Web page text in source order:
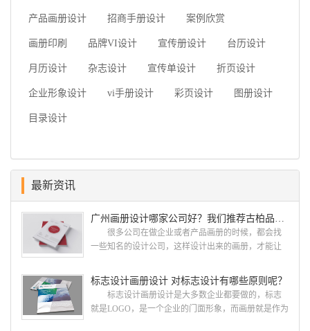
产品画册设计 招商手册设计 案例欣赏
画册印刷 品牌VI设计 宣传册设计 台历设计
月历设计 杂志设计 宣传单设计 折页设计
企业形象设计 vi手册设计 彩页设计 图册设计
目录设计
最新资讯
广州画册设计哪家公司好？我们推荐古柏品牌设计
很多公司在做企业或者产品画册的时候，都会找
一些知名的设计公司，这样设计出来的画册，才能让
就给大家说说广州画册设计找哪家公司。 广州画
册设计哪家公司好？本地人都会选择古柏品牌设
计 广州古柏品牌设计有限公司成立于2004年，是
标志设计画册设计 对标志设计有哪些原则呢？
标志设计画册设计是大多数企业都要做的，标志
就是LOGO，是一个企业的门面形象，而画册就是作为